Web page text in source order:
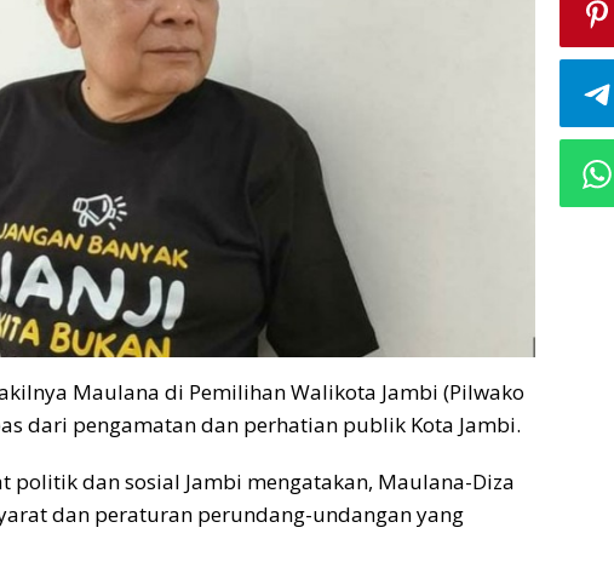
Maulana di Pemilihan Walikota Jambi (Pilwako
dari pengamatan dan perhatian publik Kota Jambi.
politik dan sosial Jambi mengatakan, Maulana-Diza
dan peraturan perundang-undangan yang